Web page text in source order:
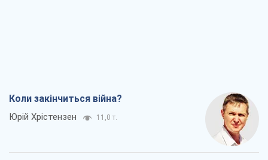
Коли закінчиться війна?
Юрій Хрістензен 11,0 т.